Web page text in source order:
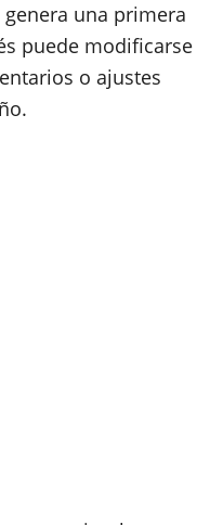
una primera
puede modificarse
o ajustes